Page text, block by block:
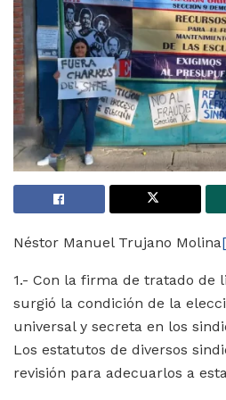
Néstor Manuel Trujano Molina
1.- Con la firma de tratado de
surgió la condición de la
universal y secreta en los
Los estatutos de diversos
revisión para adecuarlos a